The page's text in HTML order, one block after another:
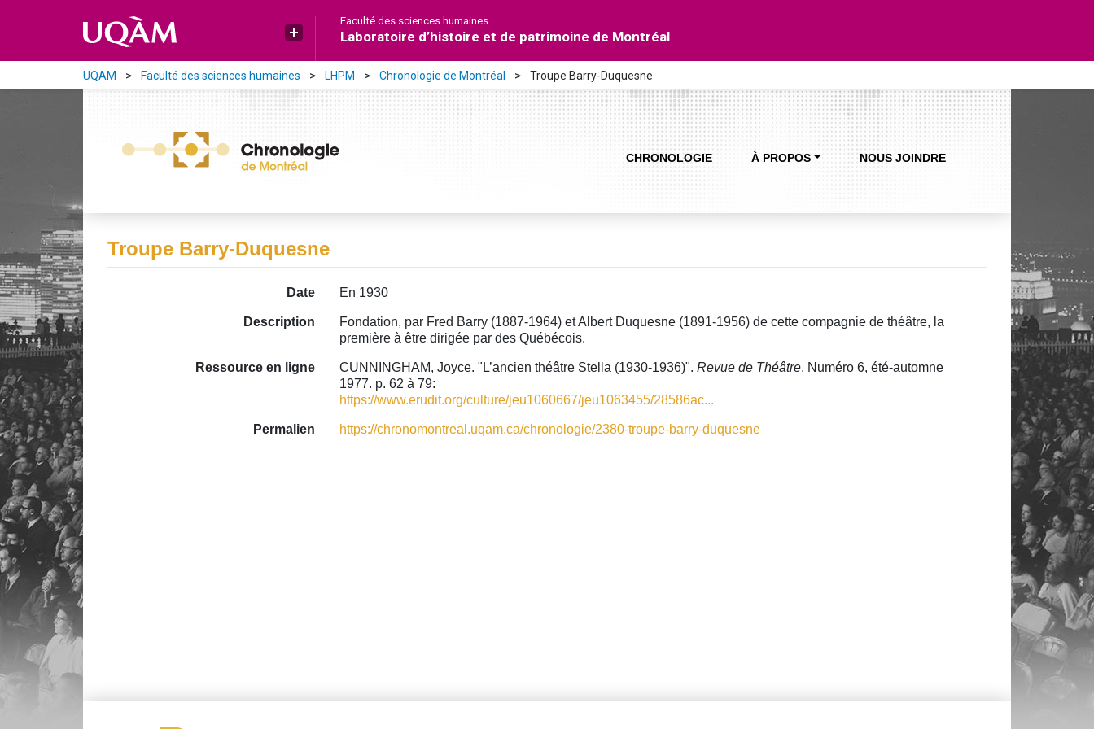
Faculté des sciences humaines
Laboratoire d’histoire et de patrimoine de Montréal
UQAM Faculté des sciences humaines LHPM Chronologie de Montréal Troupe Barry-Duquesne
CHRONOLOGIE À PROPOS NOUS JOINDRE
Troupe Barry-Duquesne
Date En 1930
Description
Fondation, par Fred Barry (1887-1964) et Albert Duquesne (1891-1956) de cette compagnie de théâtre, la
première à être dirigée par des Québécois.
Ressource en ligne CUNNINGHAM, Joyce. "L’ancien théâtre Stella (1930-1936)". Revue de Théâtre, Numéro 6, été-automne
1977. p. 62 à 79:
https://www.erudit.org/culture/jeu1060667/jeu1063455/28586ac...
Permalien https://chronomontreal.uqam.ca/chronologie/2380-troupe-barry-duquesne